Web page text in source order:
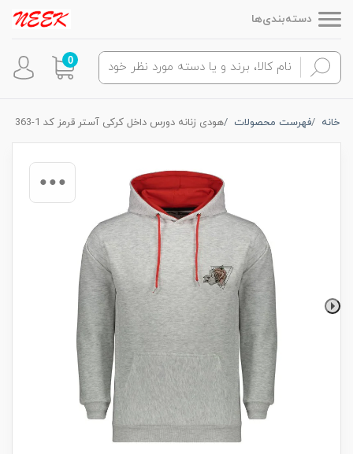
دسته‌بندی‌ها
0
خانه فهرست محصولات هودی زنانه دورس داخل کرکی آستر قرمز کد 1-363